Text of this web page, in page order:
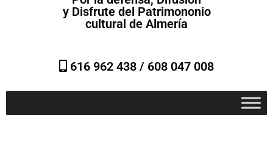
y Disfrute del Patrimononio
cultural de Almería
616 962 438 / 608 047 008